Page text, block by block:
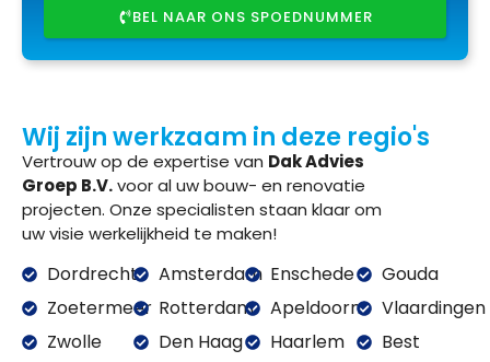
BEL NAAR ONS SPOEDNUMMER
Wij zijn werkzaam in deze regio's
Vertrouw op de expertise van Dak Advies
Groep B.V.voor al uw bouw- en renovatie
projecten. Onze specialisten staan klaar om
uw visie werkelijkheid te maken!
Dordrecht
Zoetermeer
Zwolle
Amsterdam
Rotterdam
Den Haag
Enschede
Apeldoorn
Haarlem
Gouda
Vlaardingen
Best